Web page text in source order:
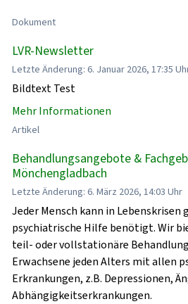
Dokument
LVR-Newsletter
Letzte Änderung: 6. Januar 2026, 17:35
Bildtext Test
Mehr Informationen
Artikel
Behandlungsangebote &
Mönchengladbach
Letzte Änderung: 6. März 2026, 14:03 Uhr
Jeder Mensch kann in Lebenskrisen
psychiatrische Hilfe benötigt. Wir
teil- oder vollstationäre
Erwachsene jeden Alters mit allen
Erkrankungen, z.B. Depressionen,
Abhängigkeitserkrankungen.